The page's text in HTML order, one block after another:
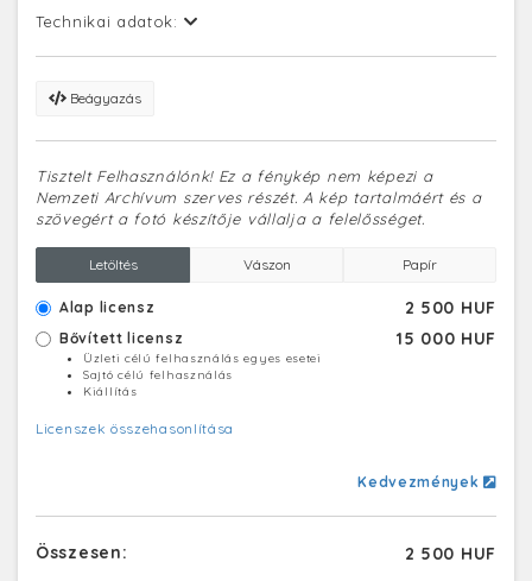
Technikai adatok:
Beágyazás
Tisztelt Felhasználónk! Ez a fénykép nem képezi a
Nemzeti Archívum szerves részét. A kép tartalmáért és a
szövegért a fotó készítője vállalja a felelősséget.
Letöltés Vászon Papír
Alap licensz 2 500 HUF
Bővített licensz 15 000 HUF
Üzleti célú felhasználás egyes esetei
Sajtó célú felhasználás
Kiállítás
Licenszek összehasonlítása
Kedvezmények
Összesen: 2 500 HUF